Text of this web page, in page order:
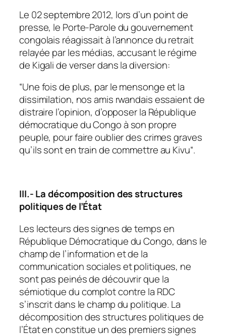
Le 02 septembre 2012, lors d’un point de
presse, le Porte-Parole du gouvernement
congolais réagissait à l’annonce du retrait
relayée par les médias, accusant le régime
de Kigali de verser dans la diversion:
“Une fois de plus, par le mensonge et la
dissimilation, nos amis rwandais essaient de
distraire l’opinion, d’opposer la République
démocratique du Congo à son propre
peuple, pour faire oublier des crimes graves
qu’ils sont en train de commettre au Kivu“.
III.- La décomposition des structures
politiques de l’État
Les lecteurs des signes de temps en
République Démocratique du Congo, dans le
champ de l’information et de la
communication sociales et politiques, ne
sont pas peinés de découvrir que la
sémiotique du complot contre la RDC
s’inscrit dans le champ du politique. La
décomposition des structures politiques de
l’État en constitue un des premiers signes